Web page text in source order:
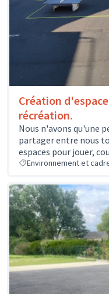
Création
récréation.
Nous n'avons qu'une
partager entre nous
espaces pour jouer,
Environnement et